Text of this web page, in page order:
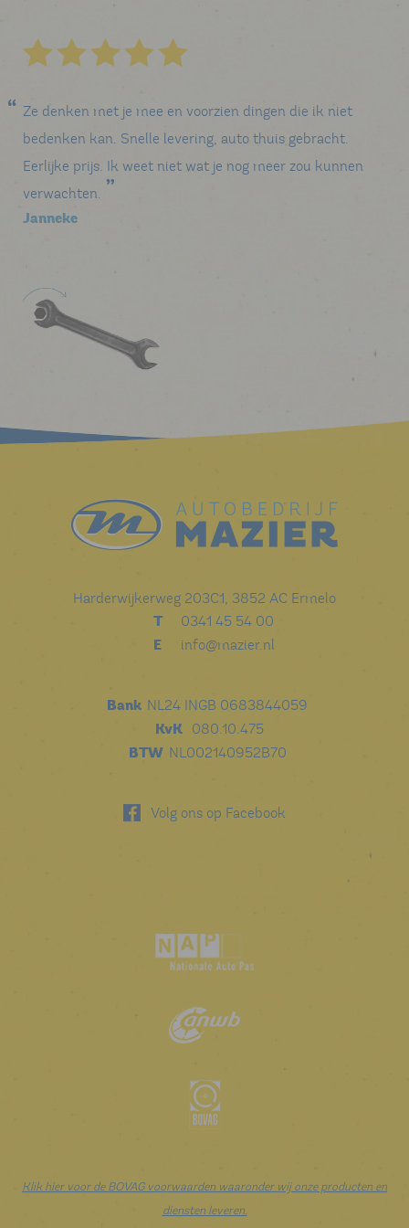
Ze denken met je mee en voorzien dingen die ik niet
bedenken kan. Snelle levering, auto thuis gebracht.
Eerlijke prijs. Ik weet niet wat je nog meer zou kunnen
verwachten.
Janneke
Harderwijkerweg 203C1, 3852 AC Ermelo
T 0341 45 54 00
E info@mazier.nl
Bank NL24 INGB 0683844059
KvK 080.10.475
BTW NL002140952B70
Volg ons op Facebook
Klik hier voor de BOVAG voorwaarden waaronder wij onze producten en
diensten leveren.